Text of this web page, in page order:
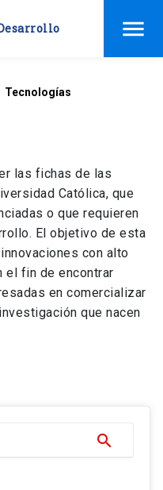
menu
Tecnologías
las fichas de las
Católica, que
o que requieren
El objetivo de esta
con alto
el fin de encontrar
en comercializar
que nacen
search